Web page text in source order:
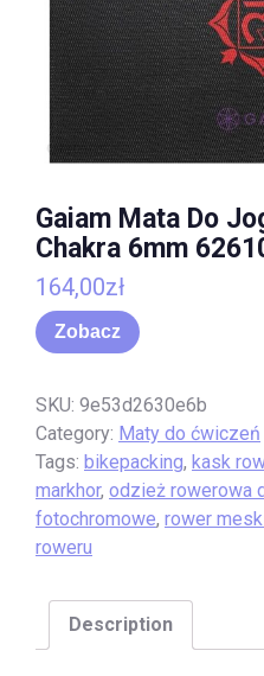
Gaiam Mata Do
Chakra 6mm
164,00zł
Zobacz
SKU: 9e53d2630e6b
Category: Maty do ćwiczeń
Tags: bikepacking, kask
markhor, odzież rowerowa
fotochromowe, rower
roweru
Description